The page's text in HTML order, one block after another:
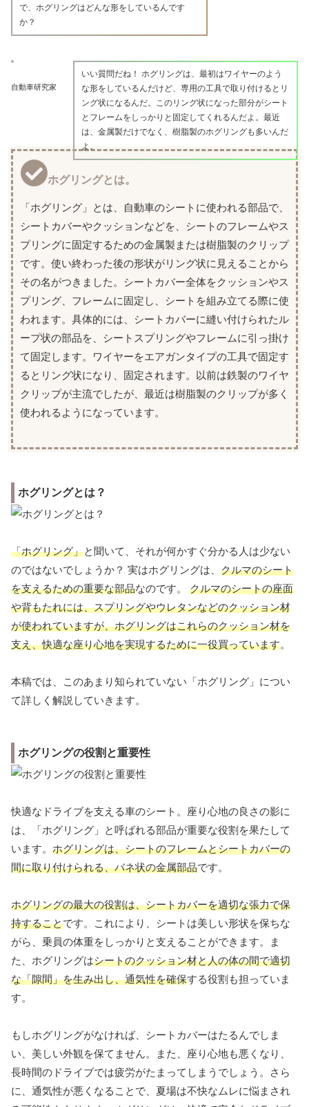
で、ホグリングはどんな形をしているんです
か？
自動車研究家
いい質問だね！ ホグリングは、最初はワイヤーのよう
な形をしているんだけど、専用の工具で取り付けるとリ
ング状になるんだ。このリング状になった部分がシート
とフレームをしっかりと固定してくれるんだよ。最近
は、金属製だけでなく、樹脂製のホグリングも多いんだ
よ。
ホグリングとは。
「ホグリング」とは、自動車のシートに使われる部品で、
シートカバーやクッションなどを、シートのフレームやス
プリングに固定するための金属製または樹脂製のクリップ
です。使い終わった後の形状がリング状に見えることから
その名がつきました。シートカバー全体をクッションやス
プリング、フレームに固定し、シートを組み立てる際に使
われます。具体的には、シートカバーに縫い付けられたル
ープ状の部品を、シートスプリングやフレームに引っ掛け
て固定します。ワイヤーをエアガンタイプの工具で固定す
るとリング状になり、固定されます。以前は鉄製のワイヤ
クリップが主流でしたが、最近は樹脂製のクリップが多く
使われるようになっています。
ホグリングとは？
「ホグリング」と聞いて、それが何かすぐ分かる人は少ない
のではないでしょうか？ 実はホグリングは、 クルマのシート
を支えるための重要な部品なのです。 クルマのシートの座面
や背もたれには、スプリングやウレタンなどのクッション材
が使われていますが、ホグリングはこれらのクッション材を
支え、快適な座り心地を実現するために一役買っています。
本稿では、このあまり知られていない「ホグリング」につい
て詳しく解説していきます。
ホグリングの役割と重要性
快適なドライブを支える車のシート。座り心地の良さの影に
は、「ホグリング」と呼ばれる部品が重要な役割を果たして
います。 ホグリングは、シートのフレームとシートカバーの
間に取り付けられる、バネ状の金属部品です。
ホグリングの最大の役割は、シートカバーを適切な張力で保
持することです。これにより、シートは美しい形状を保ちな
がら、乗員の体重をしっかりと支えることができます。ま
た、ホグリングはシートのクッション材と人の体の間で適切
な「隙間」を生み出し、通気性を確保する役割も担っていま
す。
もしホグリングがなければ、シートカバーはたるんでしま
い、美しい外観を保てません。また、座り心地も悪くなり、
長時間のドライブでは疲労がたまってしまうでしょう。さら
に、通気性が悪くなることで、夏場は不快なムレに悩まされ